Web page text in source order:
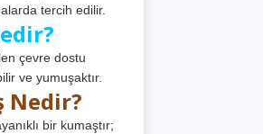
tercih edilir.
çevre dostu
ve yumuşaktır.
Nedir?
bir kumaştır;